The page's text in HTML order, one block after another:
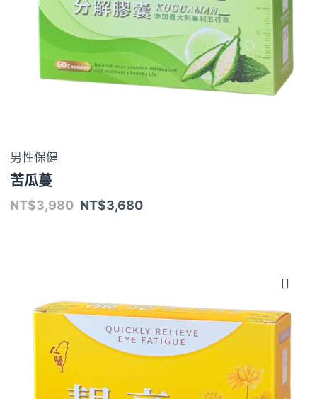
男性保健
苦瓜蔓
NT$3,980 NT$3,680